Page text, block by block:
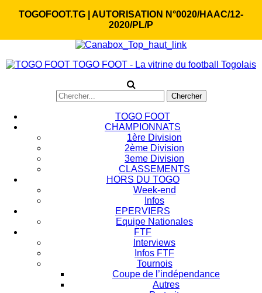
TOGOFOOT.TG | AUTORISATION N°0020/HAAC/12-
2020/PL/P
TOGO FOOT - La vitrine du football Togolais
TOGO FOOT
CHAMPIONNATS
1ère Division
2ème Division
3eme Division
CLASSEMENTS
HORS DU TOGO
Week-end
Infos
EPERVIERS
Equipe Nationales
FTF
Interviews
Infos FTF
Tournois
Coupe de l’indépendance
Autres